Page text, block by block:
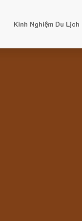
Kinh Nghiệm Du Lịch